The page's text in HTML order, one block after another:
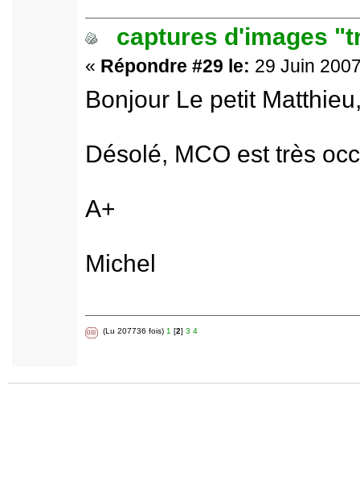
captures d'images
« Répondre #29 le: 29 Juin
Bonjour Le petit
Désolé, MCO est très
A+
Michel
(Lu 207736 fois) 1 [2] 3 4